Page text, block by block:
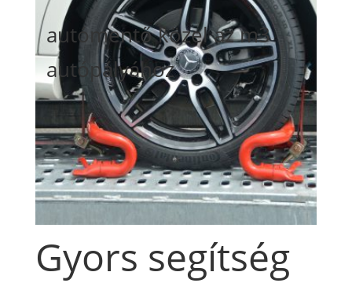
autómentő közel az m3
autópályához
Gyors segítség